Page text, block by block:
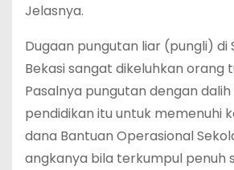
Jelasnya.
Dugaan pungutan liar (pungli) di
Bekasi sangat dikeluhkan orang
Pasalnya pungutan dengan
pendidikan itu untuk memenuhi
dana Bantuan Operasional
angkanya bila terkumpul penuh